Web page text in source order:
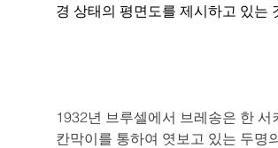
경 상태의 평면도를 제시하고 있는
1932년 브루셀에서 브레송은 한 서
칸막이를 통하여 엿보고 있는 두명